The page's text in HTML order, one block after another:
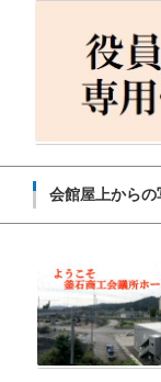
会館屋上からの